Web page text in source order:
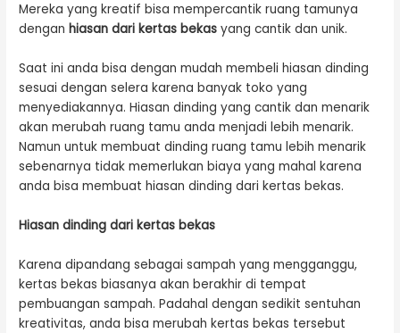
Mereka yang kreatif bisa mempercantik ruang tamunya
denganhiasan dari kertas bekas yang cantik dan unik.
Saat ini anda bisa dengan mudah membeli hiasan dinding
sesuai dengan selera karena banyak toko yang
menyediakannya. Hiasan dinding yang cantik dan menarik
akan merubah ruang tamu anda menjadi lebih menarik.
Namun untuk membuat dinding ruang tamu lebih menarik
sebenarnya tidak memerlukan biaya yang mahal karena
anda bisa membuat hiasan dinding dari kertas bekas.
Hiasan dinding dari kertas bekas
Karena dipandang sebagai sampah yang mengganggu,
kertas bekas biasanya akan berakhir di tempat
pembuangan sampah. Padahal dengan sedikit sentuhan
kreativitas, anda bisa merubah kertas bekas tersebut